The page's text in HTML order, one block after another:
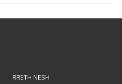
RRETH NESH